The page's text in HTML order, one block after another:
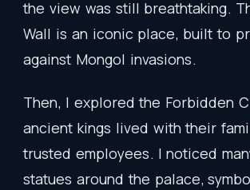
the view was still breathtaking.
Wall is an iconic place, built to
against Mongol invasions.
Then, I explored the Forbidden
ancient kings lived with their
trusted employees. I noticed
statues around the palace,